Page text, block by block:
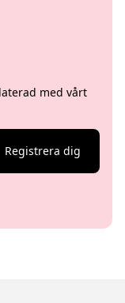
med vårt
Registrera dig